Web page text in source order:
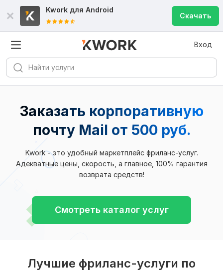
Kwork для Android
Скачать
Вход
Заказать корпоративную
почту Mail от 500 руб.
Kwork - это удобный маркетплейс фриланс-услуг.
Адекватные цены, скорость, а главное, 100% гарантия
возврата средств!
Смотреть каталог услуг
Лучшие фриланс-услуги по